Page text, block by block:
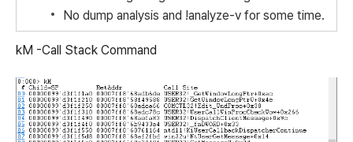
No dump analysis and !analyze-v for some time.
kM -Call Stack Command